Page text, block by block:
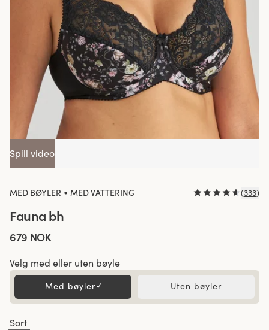
Spill video
MED BØYLER • MED VATTERING (333)
Fauna bh
679 NOK
Velg med eller uten bøyle
Med bøyler✓ Uten bøyler
Sort